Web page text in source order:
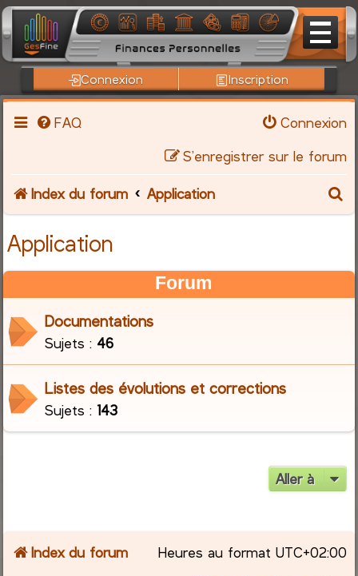
Connexion Inscription
FAQ
Connexion
S’enregistrer sur le forum
Index du forum Application
r
Application
Forum
Documentations
Sujets : 46
Listes des évolutions et corrections
Sujets :143
Aller à
Index du forum Heures au format UTC+02:00